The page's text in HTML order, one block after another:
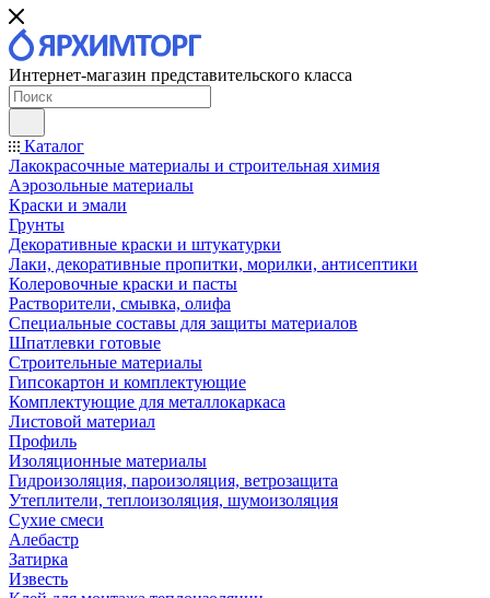
Интернет-магазин представительского класса
Каталог
Лакокрасочные материалы и строительная химия
Аэрозольные материалы
Краски и эмали
Грунты
Декоративные краски и штукатурки
Лаки, декоративные пропитки, морилки, антисептики
Колеровочные краски и пасты
Растворители, смывка, олифа
Специальные составы для защиты материалов
Шпатлевки готовые
Строительные материалы
Гипсокартон и комплектующие
Комплектующие для металлокаркаса
Листовой материал
Профиль
Изоляционные материалы
Гидроизоляция, пароизоляция, ветрозащита
Утеплители, теплоизоляция, шумоизоляция
Сухие смеси
Алебастр
Затирка
Известь